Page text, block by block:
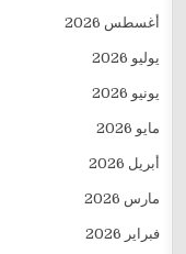
أغسطس 2026
يوليو 2026
يونيو 2026
مايو 2026
أبريل 2026
مارس 2026
فبراير 2026